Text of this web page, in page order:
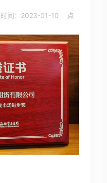
时间：2023-01-10
点